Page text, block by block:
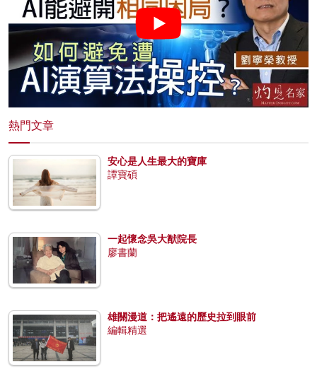
熱門文章
安心是人生最大的寶庫
譚寶碩
一起懷念吳大猷院長
廖書蘭
雄關漫道：把遙遠的歷史拉到眼前
編輯精選